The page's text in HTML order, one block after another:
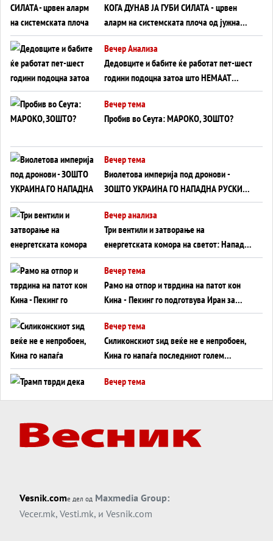
КОГА ДУНАВ ЈА ГУБИ СИЛАТА - црвен
аларм на системската плоча од јужна
Германија до Црното Море...
Вечер Анализа
Дедовците и бабите ќе работат пет-шест
години подоцна затоа што НЕМААТ
ВНУЦИ ДА ГИ ЗАМЕНАТ
Вечер тема
Пробив во Сеута: МАРОКО, ЗОШТО?
Вечер тема
Виолетова империја под дронови -
ЗОШТО УКРАИНА ГО НАПАДНА РУСКИОТ
WILDBERRIES
Вечер анализа
Три вентили и затворање на
енергетската комора на светот: Нападот
во Суец најавува глобален енергетски
инфаркт?
Вечер тема
Рамо на отпор и тврдина на патот кон
Кина - Пекинг го подготвува Иран за
американска копнена инвазија
Вечер тема
Силиконскиот ѕид веќе не е непробоен,
Кина го напаѓа последниот голем
монопол на Западот?
Вечер тема
Вечер тема
Вечер тема
АТОМСКО ДОМИНО НА БЛИСКИОТ
Vesnik.comе дел од Maxmedia Group:
Vecer.mk, Vesti.mk, и Vesnik.com